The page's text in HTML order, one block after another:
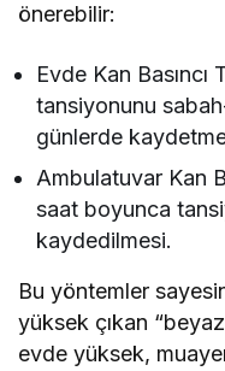
önerebilir:
Evde Kan
tansiyonunu
günlerde
Ambulatuvar Kan
saat boyunca
kaydedilmesi.
Bu yöntemler
yüksek çıkan
evde yüksek,